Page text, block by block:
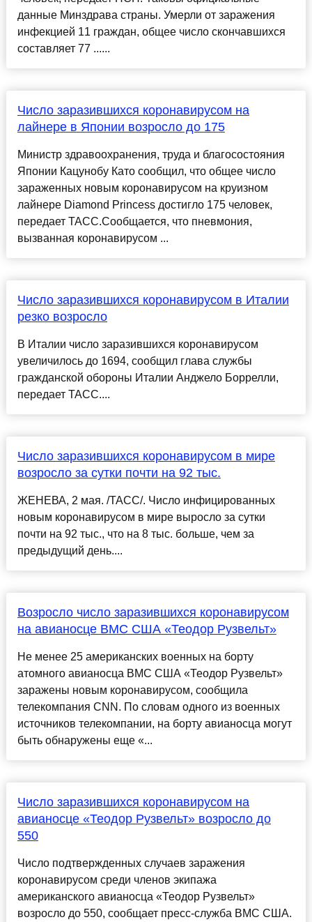
данные Минздрава страны. Умерли от заражения
инфекцией 11 граждан, общее число скончавшихся
составляет 77 ......
Число заразившихся коронавирусом на
лайнере в Японии возросло до 175
Министр здравоохранения, труда и благосостояния
Японии Кацунобу Като сообщил, что общее число
зараженных новым коронавирусом на круизном
лайнере Diamond Princess достигло 175 человек,
передает ТАСС.Сообщается, что пневмония,
вызванная коронавирусом ...
Число заразившихся коронавирусом в Италии
резко возросло
В Италии число заразившихся коронавирусом
увеличилось до 1694, сообщил глава службы
гражданской обороны Италии Анджело Боррелли,
передает ТАСС....
Число заразившихся коронавирусом в мире
возросло за сутки почти на 92 тыс.
ЖЕНЕВА, 2 мая. /ТАСС/. Число инфицированных
новым коронавирусом в мире выросло за сутки
почти на 92 тыс., что на 8 тыс. больше, чем за
предыдущий день....
Возросло число заразившихся коронавирусом
на авианосце ВМС США «Теодор Рузвельт»
Не менее 25 американских военных на борту
атомного авианосца ВМС США «Теодор Рузвельт»
заражены новым коронавирусом, сообщила
телекомпания CNN. По словам одного из военных
источников телекомпании, на борту авианосца могут
быть обнаружены еще «...
Число заразившихся коронавирусом на
авианосце «Теодор Рузвельт» возросло до
550
Число подтвержденных случаев заражения
коронавирусом среди членов экипажа
американского авианосца «Теодор Рузвельт»
возросло до 550, сообщает пресс-служба ВМС США.